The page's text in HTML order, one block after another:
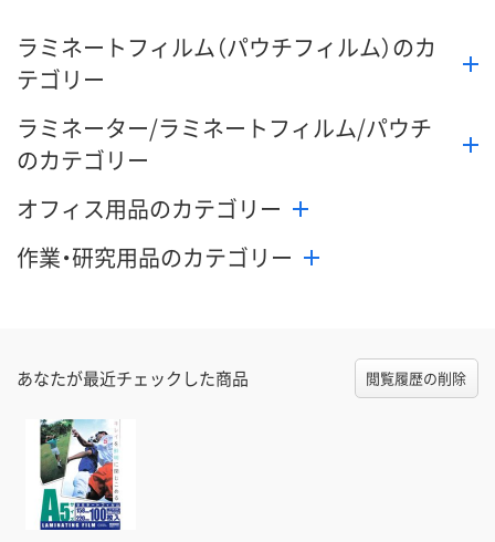
ラミネートフィルム（パウチフィルム）のカ
テゴリー
ラミネーター/ラミネートフィルム/パウチ
のカテゴリー
オフィス用品のカテゴリー
作業・研究用品のカテゴリー
あなたが最近チェックした商品 閲覧履歴の削除